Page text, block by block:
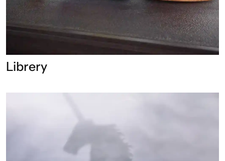
Librery